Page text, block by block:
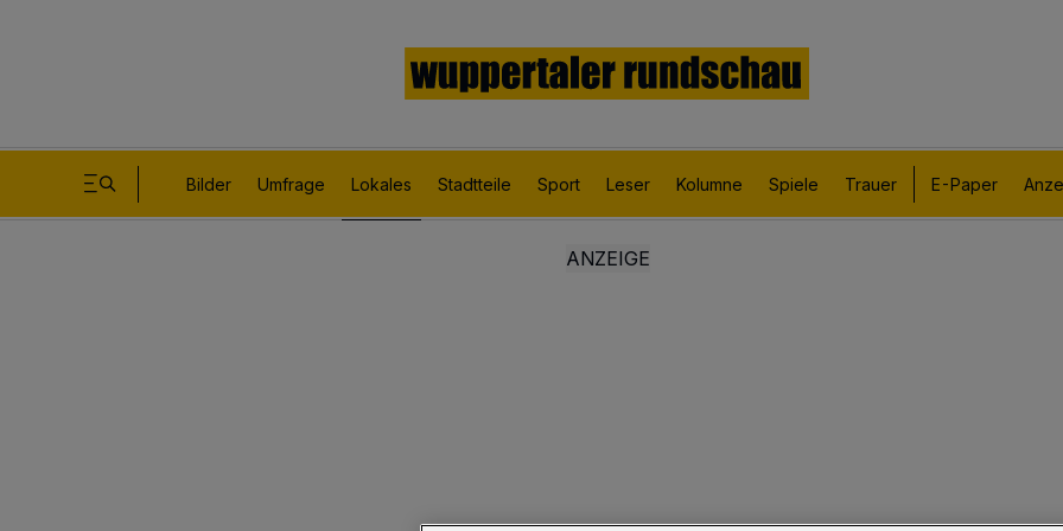
Bilder Umfrage Lokales Stadtteile Sport Leser Kolumne Spiele Trauer E-Paper